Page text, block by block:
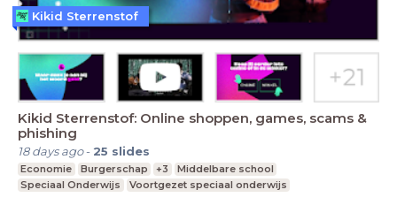
Kikid Sterrenstof: Online shoppen, games, scams &
phishing
18 days ago- 25 slides
Economie Burgerschap +3
Middelbare school
Speciaal Onderwijs
Voortgezet speciaal onderwijs
Kikid Sterrenstof